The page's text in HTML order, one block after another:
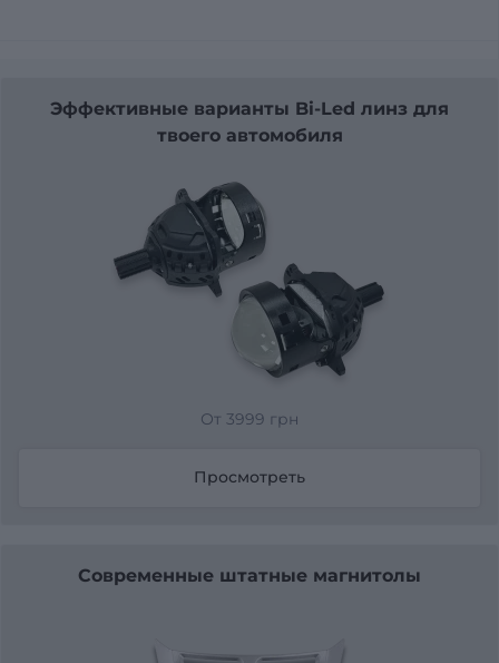
Эффективные варианты Bi-Led линз для
твоего автомобиля
От 3999 грн
Просмотреть
Современные штатные магнитолы